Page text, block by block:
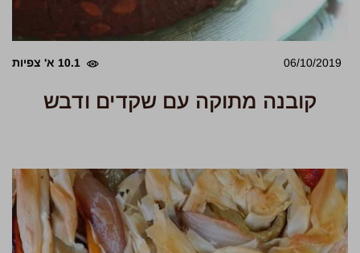
06/10/2019 10.1 א' צפיות
קובנה מתוקה עם שקדים ודבש